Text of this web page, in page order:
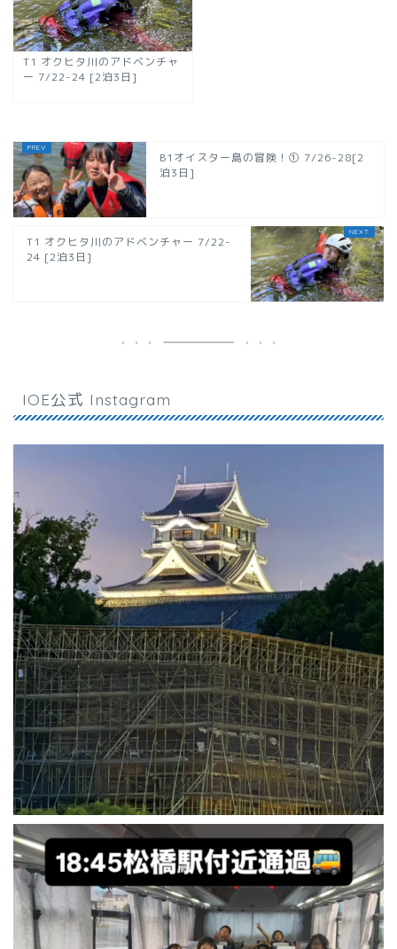
T1 オクヒタ川のアドベンチャ
ー 7/22-24 [2泊3日]
B1オイスター島の冒険！① 7/26-28[2
泊3日]
T1 オクヒタ川のアドベンチャー 7/22-
24 [2泊3日]
IOE公式 Instagram